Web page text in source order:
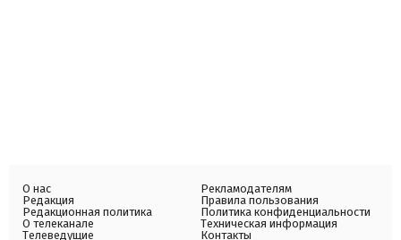
О нас
Редакция
Редакционная политика
О телеканале
Телеведущие
Рекламодателям
Правила пользования
Политика конфиденциальности
Техническая информация
Контакты